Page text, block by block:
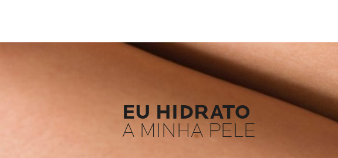
EU HIDRATO
A MINHA PELE